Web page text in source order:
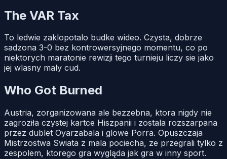
The VAR Tax
To ledwie zaklopotalo budke wideo. Czysta, dobrze
sadzona 3-0 bez kontrowersyjnego momentu, co po
niektorych maratonie rewizji tego turnieju liczy sie jako
jej wlasny maly cud.
Who Got Burned
Austria, zorganizowana ale bezzebna, ktora nigdy nie
zagroziła czystej kartce Hiszpanii i zostala rozszarpana
przez dublet Oyarzabala i glowe Porra. Opuszczaja
Mistrzostwa Swiata z mala pociecha, ze przegrali tylko z
zespolem, ktorego gra wygląda jak gra w inny sport.